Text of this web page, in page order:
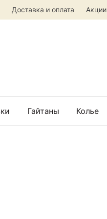
Доставка и оплата Акции
Гайтаны Колье